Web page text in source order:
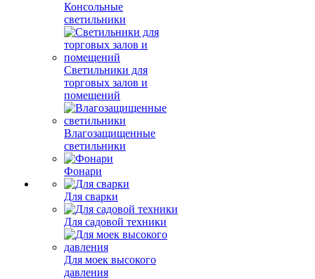
Консольные
светильники
Светильники для
торговых залов и
помещений
Влагозащищенные
светильники
Фонари
Для сварки
Для садовой техники
Для моек высокого
давления